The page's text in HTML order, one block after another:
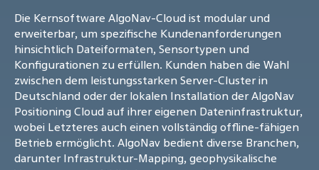
Die Kernsoftware AlgoNav-Cloud ist modular und
erweiterbar, um spezifische Kundenanforderungen
hinsichtlich Dateiformaten, Sensortypen und
Konfigurationen zu erfüllen. Kunden haben die Wahl
zwischen dem leistungsstarken Server-Cluster in
Deutschland oder der lokalen Installation der AlgoNav
Positioning Cloud auf ihrer eigenen Dateninfrastruktur,
wobei Letzteres auch einen vollständig offline-fähigen
Betrieb ermöglicht. AlgoNav bedient diverse Branchen,
darunter Infrastruktur-Mapping, geophysikalische